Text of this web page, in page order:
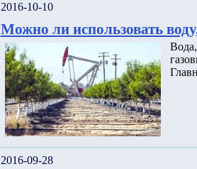
2016-10-10
Можно ли использовать
2016-09-28